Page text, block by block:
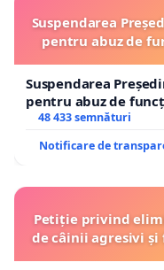
Suspendarea
pentru abuz de
Suspendarea
pentru abuz de
48 433 semnături
Notificare de
Petiție privind
de câinii agresivi și